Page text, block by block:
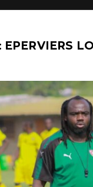
EPERVIERS